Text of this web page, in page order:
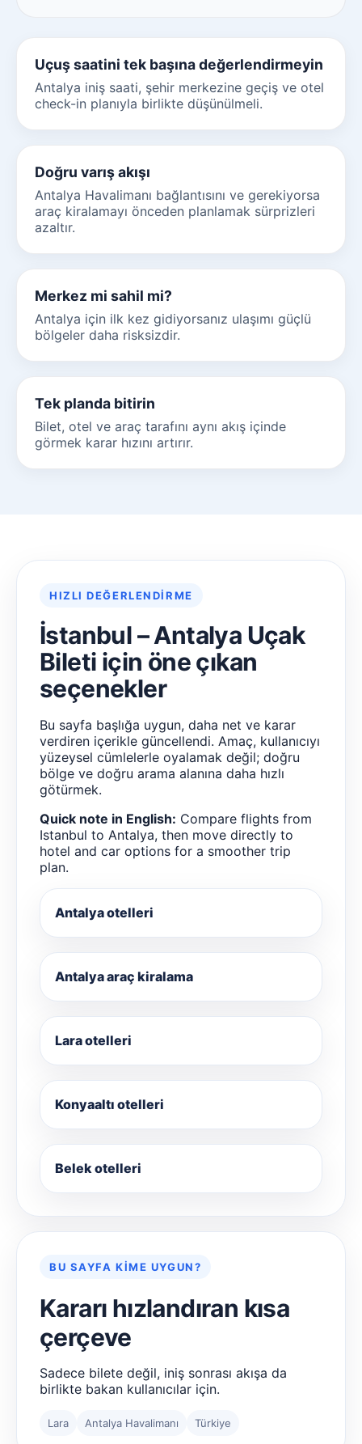
Uçuş saatini tek başına değerlendirmeyin
Antalya iniş saati, şehir merkezine geçiş ve otel
check-in planıyla birlikte düşünülmeli.
Doğru varış akışı
Antalya Havalimanı bağlantısını ve gerekiyorsa
araç kiralamayı önceden planlamak sürprizleri
azaltır.
Merkez mi sahil mi?
Antalya için ilk kez gidiyorsanız ulaşımı güçlü
bölgeler daha risksizdir.
Tek planda bitirin
Bilet, otel ve araç tarafını aynı akış içinde
görmek karar hızını artırır.
HIZLI DEĞERLENDIRME
İstanbul – Antalya Uçak
Bileti için öne çıkan
seçenekler
Bu sayfa başlığa uygun, daha net ve karar
verdiren içerikle güncellendi. Amaç, kullanıcıyı
yüzeysel cümlelerle oyalamak değil; doğru
bölge ve doğru arama alanına daha hızlı
götürmek.
Quick note in English: Compare flights from
Istanbul to Antalya, then move directly to
hotel and car options for a smoother trip
plan.
Antalya otelleri
Antalya araç kiralama
Lara otelleri
Konyaaltı otelleri
Belek otelleri
BU SAYFA KIME UYGUN?
Kararı hızlandıran kısa
çerçeve
Sadece bilete değil, iniş sonrası akışa da
birlikte bakan kullanıcılar için.
Lara Antalya Havalimanı Türkiye